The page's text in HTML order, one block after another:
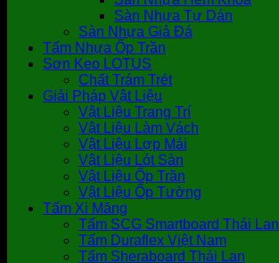
Sàn Nhựa Tự Dán
Sàn Nhựa Giả Đá
Tấm Nhựa Ốp Trần
Sơn Keo LOTUS
Chất Trám Trét
Giải Pháp Vật Liệu
Vật Liệu Trang Trí
Vật Liệu Làm Vách
Vật Liệu Lợp Mái
Vật Liệu Lót Sàn
Vật Liệu Ốp Trần
Vật Liệu Ốp Tường
Tấm Xi Măng
Tấm SCG Smartboard Thái Lan
Tấm Duraflex Việt Nam
Tấm Sheraboard Thái Lan